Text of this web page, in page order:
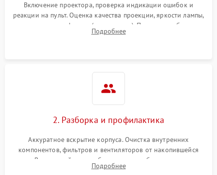
Проблемы с
масштабированием
Подробнее →
Включение проектора, проверка индикации ошибок и
реакции на пульт. Оценка качества проекции, яркости лампы,
наличия артефактов (точки, пятна). Проверка работы
системы охлаждения по уровню шума вентиляторов.
Подробнее
2. Разборка и профилактика
Аккуратное вскрытие корпуса. Очистка внутренних
компонентов, фильтров и вентиляторов от накопившейся
пыли. Визуальный осмотр блока питания, балласта лампы и
материнской платы на наличие прогаров или вздутых
Подробнее